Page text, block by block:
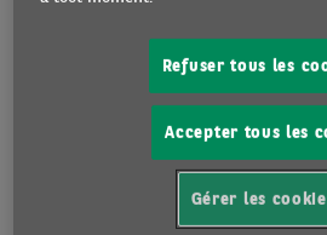
la demande intérieure favorise
prix alimentaires et du pétrole ainsi que
real. Malgré le cadre monétaire très
travail et du crédit continuent d’offrir
l’économie. L’impact des tensions
Unis reste, pour l’heure, contenu. Des
combinées au positionnement
entrevoir un apaisement des tensions
Refuser tous les
Accepter tous les
Gérer les